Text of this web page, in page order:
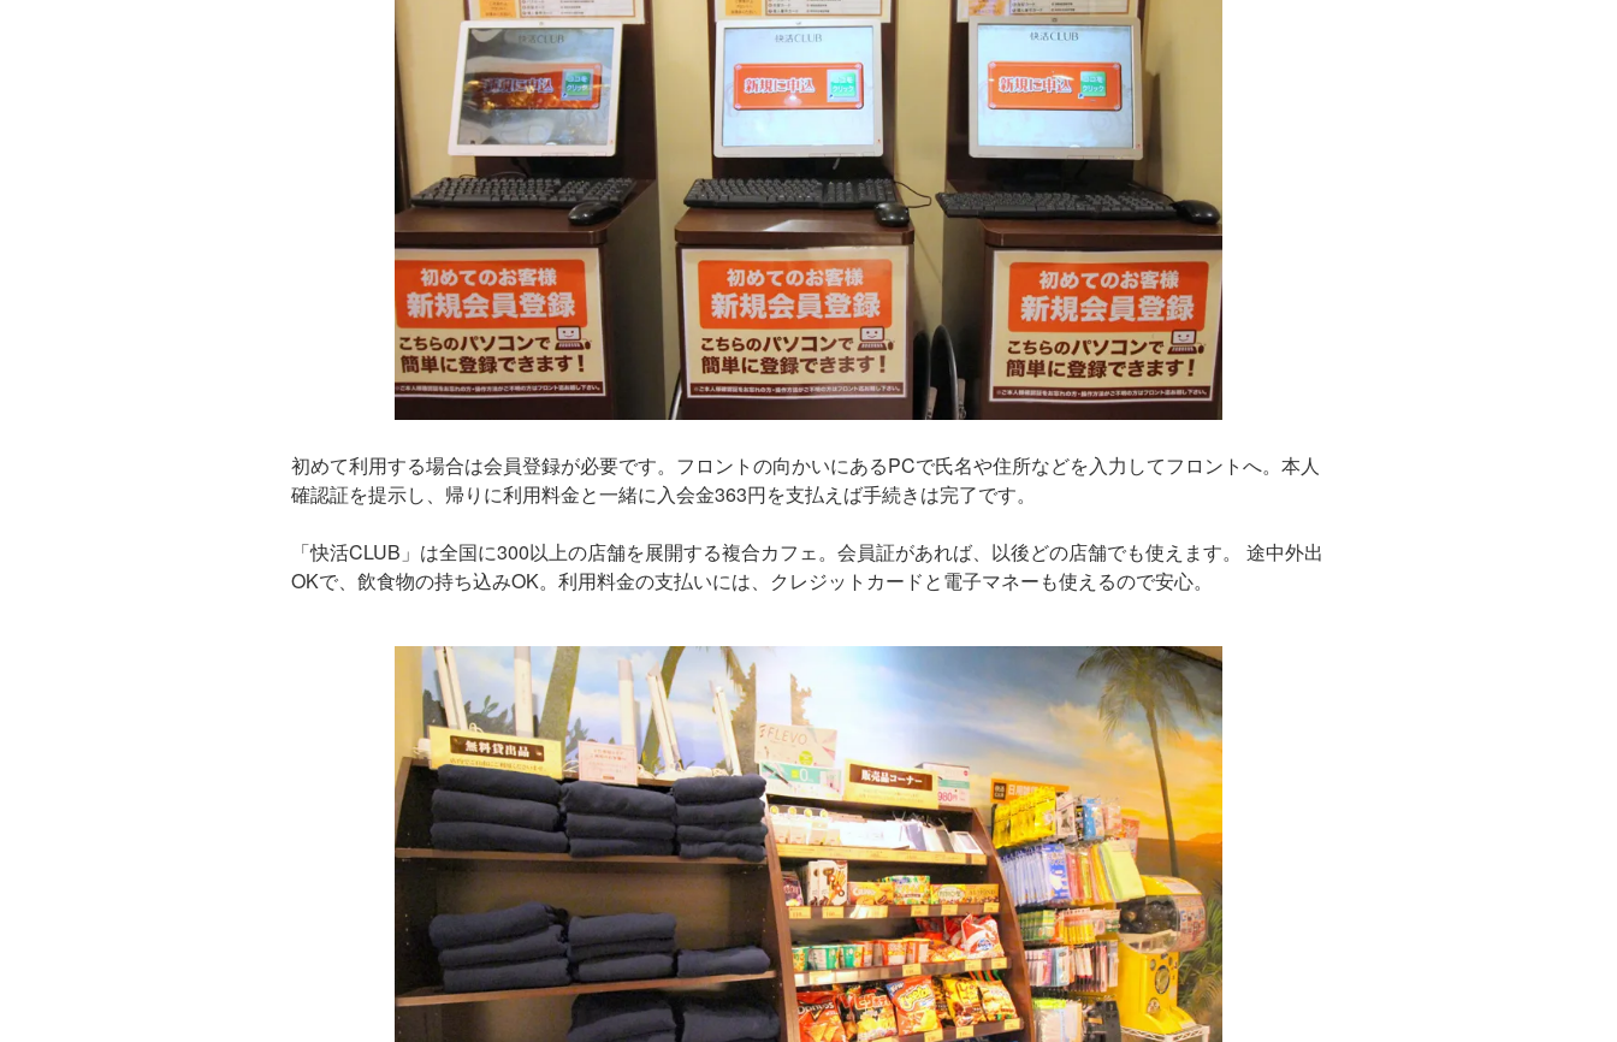
初めて利用する場合は会員登録が必要です。フロントの向かいにあるPCで氏名や住所などを入力してフロントへ。本人
確認証を提示し、帰りに利用料金と一緒に入会金363円を支払えば手続きは完了です。
「快活CLUB」は全国に300以上の店舗を展開する複合カフェ。会員証があれば、以後どの店舗でも使えます。 途中外出
OKで、飲食物の持ち込みOK。利用料金の支払いには、クレジットカードと電子マネーも使えるので安心。